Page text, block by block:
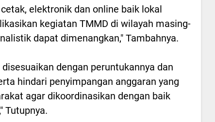
elektronik dan online baik lokal
kegiatan TMMD di wilayah masing-
dapat dimenangkan," Tambahnya.
dengan peruntukannya dan
hindari penyimpangan anggaran yang
agar dikoordinasikan dengan baik
Tutupnya.